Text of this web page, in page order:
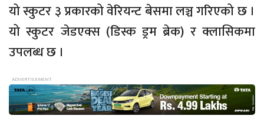
यो स्कुटर ३ प्रकारको वेरियन्ट बेसमा लञ्च गरिएको छ ।
यो स्कुटर जेडएक्स (डिस्क ड्रम ब्रेक) र क्लासिकमा
उपलब्ध छ ।